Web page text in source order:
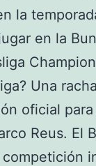
la
en la
Una
oficial
Reus. El